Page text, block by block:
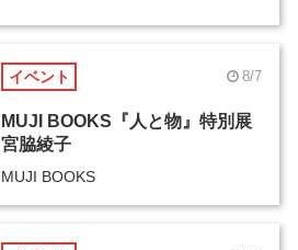
イベント 8/7
MUJI BOOKS『人と物』特別展
宮脇綾子
MUJI BOOKS